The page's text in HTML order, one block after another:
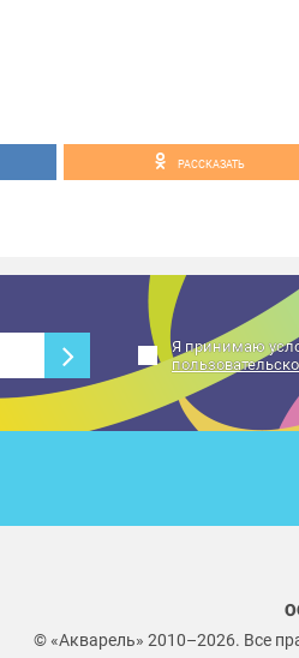
РАССКАЗАТЬ
Я принимаю
© «Акварель» 2010–2026. Все